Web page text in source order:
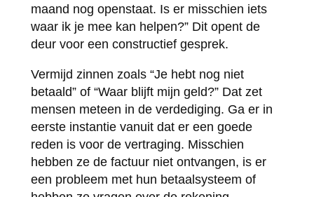
maand nog openstaat. Is er misschien iets
waar ik je mee kan helpen?” Dit opent de
deur voor een constructief gesprek.
Vermijd zinnen zoals “Je hebt nog niet
betaald” of “Waar blijft mijn geld?” Dat zet
mensen meteen in de verdediging. Ga er in
eerste instantie vanuit dat er een goede
reden is voor de vertraging. Misschien
hebben ze de factuur niet ontvangen, is er
een probleem met hun betaalsysteem of